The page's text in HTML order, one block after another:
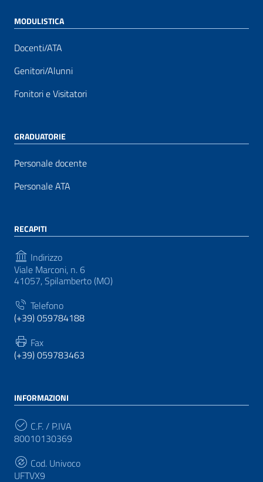
MODULISTICA
Docenti/ATA
Genitori/Alunni
Fonitori e Visitatori
GRADUATORIE
Personale docente
Personale ATA
RECAPITI
Indirizzo
Viale Marconi, n. 6
41057, Spilamberto (MO)
Telefono
(+39) 059784188
Fax
(+39) 059783463
INFORMAZIONI
C.F. / P.IVA
80010130369
Cod. Univoco
UFTVX9